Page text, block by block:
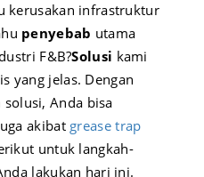
kerusakan infrastruktur
penyebab utama
F&B?Solusi kami
yang jelas. Dengan
solusi, Anda bisa
akibat grease trap
untuk langkah-
lakukan hari ini.